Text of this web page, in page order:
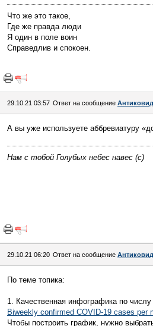
Что же это такое,
Где же правда люди
Я один в поле воин
Справедлив и спокоен.
29.10.21 03:57 Ответ на сообщение
А вы уже используете аббревиатуру
Нам с тобой Голубых небес навес (с)
29.10.21 06:20 Ответ на сообщение
По теме топика:
1. Качественная инфографика по
Biweekly confirmed COVID-19 cases per
Чтобы построить график, нужно